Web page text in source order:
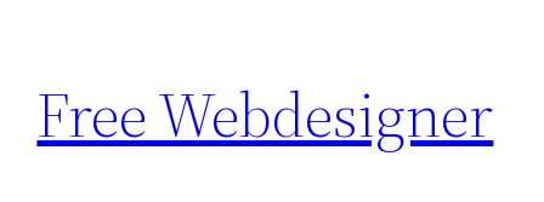
contenu
Free Webdesigner